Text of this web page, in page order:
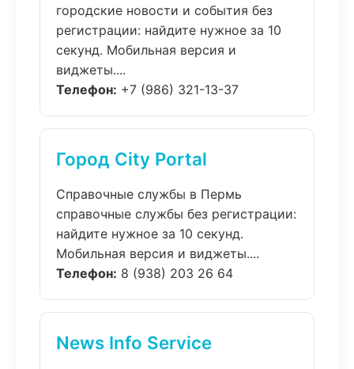
городские новости и события без
регистрации: найдите нужное за 10
секунд. Мобильная версия и
виджеты....
Телефон: +7 (986) 321-13-37
Город City Portal
Справочные службы в Пермь
справочные службы без регистрации:
найдите нужное за 10 секунд.
Мобильная версия и виджеты....
Телефон: 8 (938) 203 26 64
News Info Service